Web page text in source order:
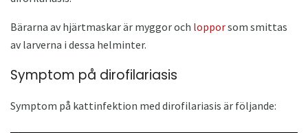
Bärarna av hjärtmaskar är myggor och lopporsom smittas
av larverna i dessa helminter.
Symptom på dirofilariasis
Symptom på kattinfektion med dirofilariasis är följande: